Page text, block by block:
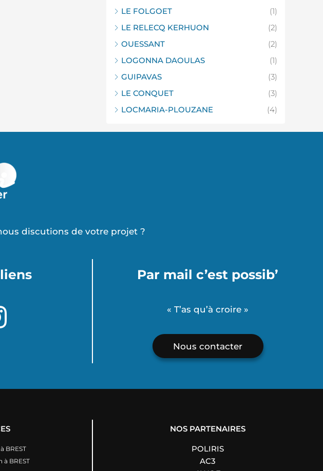
LE FOLGOET
(1)
LE RELECQ KERHUON
(2)
OUESSANT
(2)
LOGONNA DAOULAS
(1)
GUIPAVAS
(3)
LE CONQUET
(3)
LOCMARIA-PLOUZANE
(4)
discutions de votre projet ?
Par mail c’est possib’
« T’as qu’à croire »
Nous contacter
BREST
BREST
NOS PARTENAIRES
POLIRIS
AC3